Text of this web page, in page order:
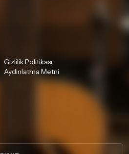
Gizlilik Politikası
Aydınlatma Metni